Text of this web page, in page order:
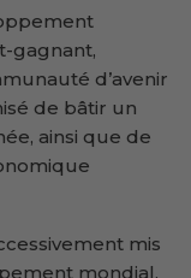
gagnant,
d’avenir
de bâtir un
ainsi que de
mis
mondial,